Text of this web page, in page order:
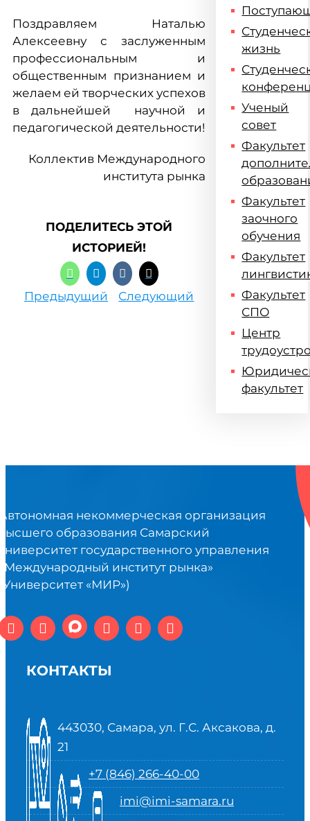
Поздравляем Наталью
Алексеевну с заслуженным
профессиональным и
общественным признанием и
желаем ей творческих успехов
в дальнейшей научной и
педагогической деятельности!
Коллектив Международного
института рынка
ПОДЕЛИТЕСЬ ЭТОЙ
ИСТОРИЕЙ!
Предыдущий Следующий
жизнь
Ученый
совет
Факультет
Факультет
заочного
обучения
Факультет
Факультет
СПО
Центр
факультет
некоммерческая организация
образования Самарский
государственного управления
институт рынка»
«МИР»)
КОНТАКТЫ
443030, Самара, ул. Г.С. Аксакова, д.
21
+7 (846) 266-40-00
imi@imi-samara.ru